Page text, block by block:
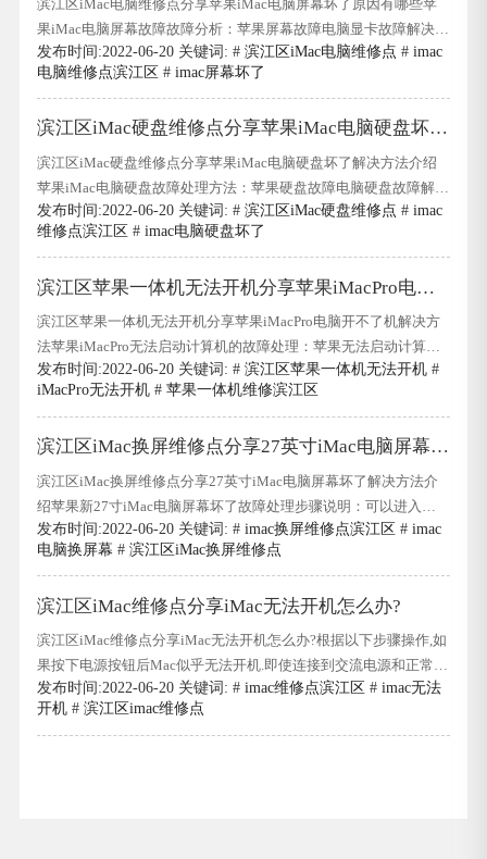
滨江区iMac电脑维修点分享苹果iMac电脑屏幕坏了原因有哪些苹
果iMac电脑屏幕故障故障分析：苹果屏幕故障电脑显卡故障解决方
案：1.首先,如果使用这种模式可以稳定支持或保持高特效的全流畅
运行,我们需要确定所选型号的计算机是否仍然支持d4000.滨江区
iMac电脑维修点分享苹果iMac电脑屏幕坏了原因有哪些这是一个
故障.一般来说,图形卡的
发布时间:2022-06-20 关键词: #滨江区iMac电脑维修点 #imac
电脑维修点滨江区 #imac屏幕坏了
滨江区iMac硬盘维修点分享苹果iMac电脑硬盘坏了
解决方法介绍
滨江区iMac硬盘维修点分享苹果iMac电脑硬盘坏了解决方法介绍
苹果iMac电脑硬盘故障处理方法：苹果硬盘故障电脑硬盘故障解决
方案.购买时或维护时进行专业拆卸和组装.同时,确保有人工服务可
以帮助您处理这些问题.没有必要自己拆卸和组装.如果硬盘购买或
维护成功,并且数据没有被带走,则无需出售数据,数据保存在硬盘中.
滨江区iMac硬盘
发布时间:2022-06-20 关键词: #滨江区iMac硬盘维修点 #imac
维修点滨江区 #imac电脑硬盘坏了
滨江区苹果一体机无法开机分享苹果iMacPro电脑
开不了机解决方法
滨江区苹果一体机无法开机分享苹果iMacPro电脑开不了机解决方
法苹果iMacPro无法启动计算机的故障处理：苹果无法启动计算机
并且无法启动计算机的解决方案是什么?目前,苹果无法启动计算机
并且无法启动计算机的原因有很多.让我们详细介绍一下如何解决
这种情况.苹果无法启动计算机.无法启动计算机的解决方案1.可能
不是苹果无法直接
发布时间:2022-06-20 关键词: #滨江区苹果一体机无法开机 #
iMacPro无法开机 #苹果一体机维修滨江区
滨江区iMac换屏维修点分享27英寸iMac电脑屏幕坏
了解决方法介绍
滨江区iMac换屏维修点分享27英寸iMac电脑屏幕坏了解决方法介
绍苹果新27寸iMac电脑屏幕坏了故障处理步骤说明：可以进入工
程模式,关掉电池(或取出电池10秒后再放回去),再按音量下降键和首
页键(屏幕下方的中间键),再按开机键,同时按三个键时,5秒左右会出
现两行文字,可以放开.再按音量上升键进入工程模式,与电脑连接即
可.滨江区iMac换
发布时间:2022-06-20 关键词: #imac换屏维修点滨江区 #imac
电脑换屏幕 #滨江区iMac换屏维修点
滨江区iMac维修点分享iMac无法开机怎么办?
滨江区iMac维修点分享iMac无法开机怎么办?根据以下步骤操作,如
果按下电源按钮后Mac似乎无法开机.即使连接到交流电源和正常工
作的显示器,Mac可能已经启动,但似乎处于关闭状态.对于这种情况,
请遵循滨江区iMac维修点的工程师提供的以下步骤.滨江区iMac维
修点分享iMac无法开机怎么办?在Mac上按住电源按钮至少10秒钟,
发布时间:2022-06-20 关键词: #imac维修点滨江区 #imac无法
开机 #滨江区imac维修点